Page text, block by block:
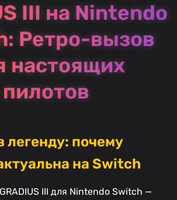
III на Nintendo
Ретро-вызов
настоящих
пилотов
легенду: почему
на Switch
III для Nintendo Switch —